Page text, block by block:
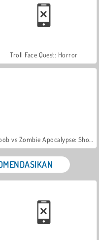
Troll Face Quest: Horror